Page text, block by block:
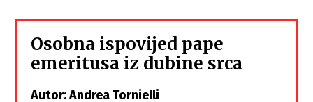
Osobna ispovijed pape
emeritusa iz dubine srca
Autor: Andrea Tornielli